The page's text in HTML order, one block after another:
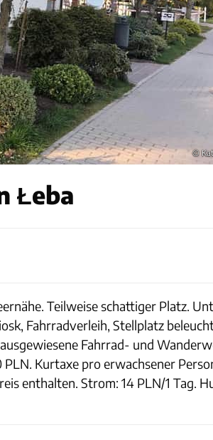
©
Łeba
Teilweise schattiger Platz.
Fahrradverleih, Stellplatz
Fahrrad- und
Kurtaxe pro erwachsener
enthalten. Strom: 14 PLN/1 Tag.